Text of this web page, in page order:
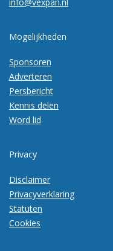
Mogelijkheden
Sponsoren
Adverteren
Persbericht
Kennis delen
Word lid
Privacy
Disclaimer
Privacyverklaring
Statuten
Cookies